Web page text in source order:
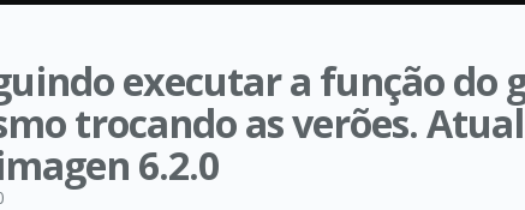
executar a função do
trocando as verões.
6.2.0